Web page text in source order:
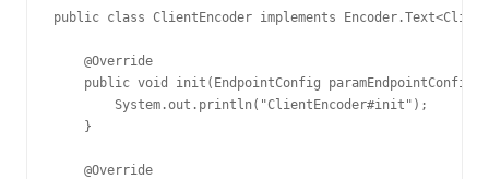
public class ClientEncoder implements
@Override
public void init(EndpointConfig paramEndpointConfig)
System.out.println("ClientEncoder#init");
}
@Override